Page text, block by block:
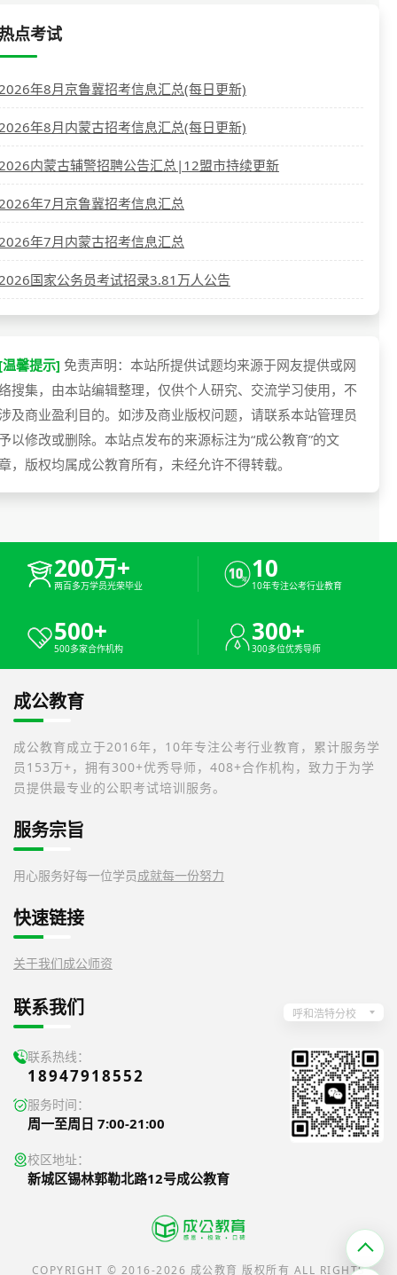
点考试
年8月京鲁冀招考信息汇总(每日更新)
年8月内蒙古招考信息汇总(每日更新)
内蒙古辅警招聘公告汇总|12盟市持续更新
年7月京鲁冀招考信息汇总
年7月内蒙古招考信息汇总
国家公务员考试招录3.81万人公告
馨提示] 免责声明：本站所提供试题均来源于网友提供或网
搜集，由本站编辑整理，仅供个人研究、交流学习使用，不
及商业盈利目的。如涉及商业版权问题，请联系本站管理员
以修改或删除。本站点发布的来源标注为“成公教育”的文
，版权均属成公教育所有，未经允许不得转载。
200万+
两百多万学员光荣毕业
10
10年专注公考行业教育
500+
500多家合作机构
300+
300多位优秀导师
成公教育
成公教育成立于2016年，10年专注公考行业教育，累计服务学
员153万+，拥有300+优秀导师，408+合作机构，致力于为学
员提供最专业的公职考试培训服务。
服务宗旨
用心服务好每一位学员成就每一份努力
快速链接
关于我们成公师资
COPYRIGHT © 2016-2026 成公教育 版权所有 ALL RIGHTS
联系我们 呼和浩特分校
联系热线：
18947918552
服务时间：
周一至周日 7:00-21:00
校区地址：
新城区锡林郭勒北路12号成公教育